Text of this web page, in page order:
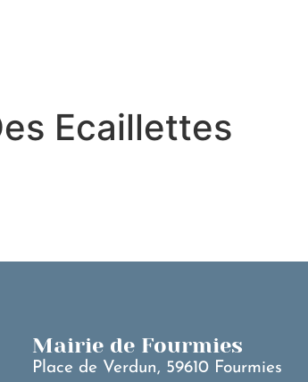
Ecaillettes
Mairie de Fourmies
Place de Verdun, 59610 Fourmies